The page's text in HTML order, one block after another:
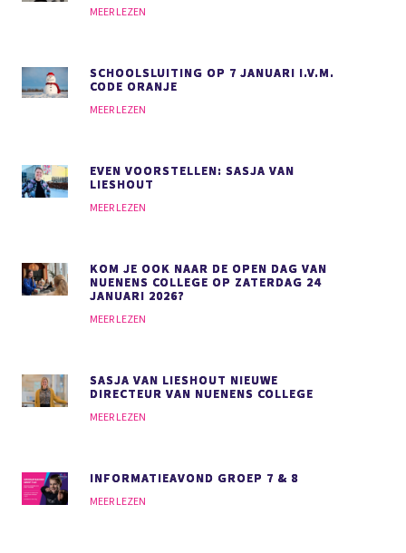
MEER LEZEN
SCHOOLSLUITING OP 7 JANUARI I.V.M.
CODE ORANJE
MEER LEZEN
EVEN VOORSTELLEN: SASJA VAN
LIESHOUT
MEER LEZEN
KOM JE OOK NAAR DE OPEN DAG VAN
NUENENS COLLEGE OP ZATERDAG 24
JANUARI 2026?
MEER LEZEN
SASJA VAN LIESHOUT NIEUWE
DIRECTEUR VAN NUENENS COLLEGE
MEER LEZEN
INFORMATIEAVOND GROEP 7 & 8
MEER LEZEN